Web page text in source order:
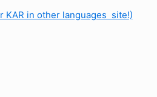
KAR in other languages site!)